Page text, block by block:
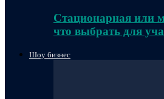
Стационарная или
что выбрать для
Шоу бизнес